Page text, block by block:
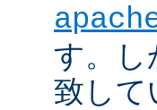
す。し
致して